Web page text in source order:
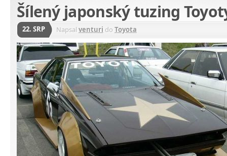
Šílený japonský tuzing
22. SRP Napsal venturi do Toyota